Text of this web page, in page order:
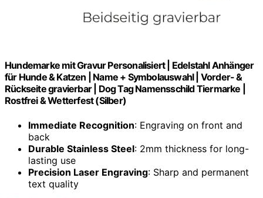
Hundemarke mit Gravur Personalisiert | Edelstahl Anhänger
für Hunde & Katzen | Name + Symbolauswahl | Vorder- &
Rückseite gravierbar | Dog Tag Namensschild Tiermarke |
Rostfrei & Wetterfest (Silber)
Immediate Recognition: Engraving on front and
back
Durable Stainless Steel: 2mm thickness for long-
lasting use
Precision Laser Engraving: Sharp and permanent
text quality